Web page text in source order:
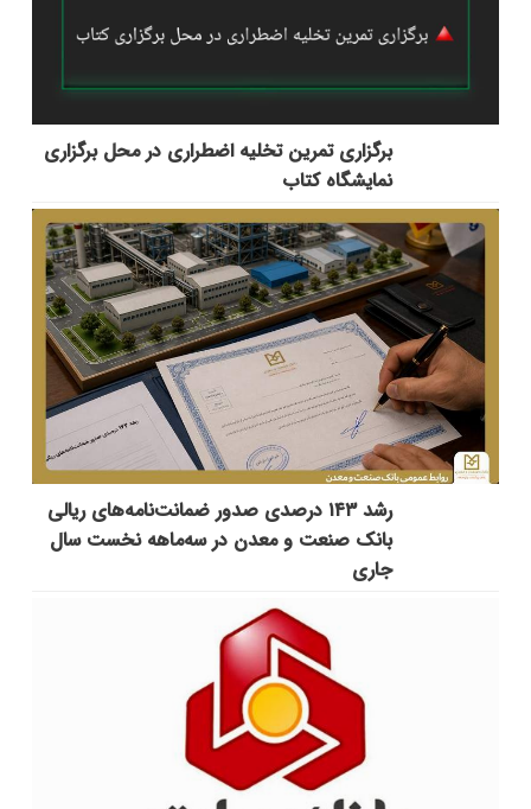
برگزاری تمرین تخلیه اضطراری در محل برگزاری
نمایشگاه کتاب
رشد ۱۴۳ درصدی صدور ضمانت‌نامه‌های ریالی
بانک صنعت و معدن در سه‌ماهه نخست سال
جاری